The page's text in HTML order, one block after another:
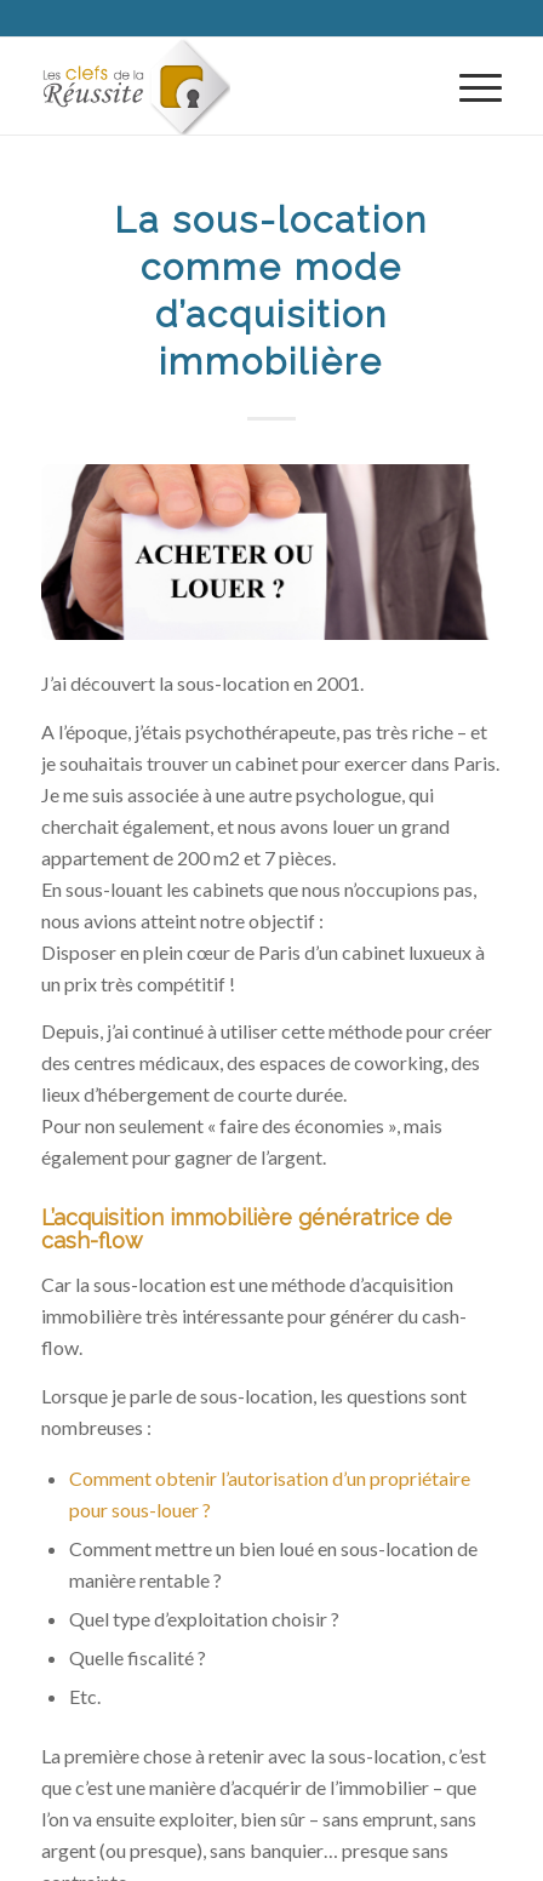
La sous-location
comme mode
d’acquisition
immobilière
J’ai découvert la sous-location en 2001.
A l’époque, j’étais psychothérapeute, pas très riche – et
je souhaitais trouver un cabinet pour exercer dans Paris.
Je me suis associée à une autre psychologue, qui
cherchait également, et nous avons louer un grand
appartement de 200 m2 et 7 pièces.
En sous-louant les cabinets que nous n’occupions pas,
nous avions atteint notre objectif :
Disposer en plein cœur de Paris d’un cabinet luxueux à
un prix très compétitif !
Depuis, j’ai continué à utiliser cette méthode pour créer
des centres médicaux, des espaces de coworking, des
lieux d’hébergement de courte durée.
Pour non seulement « faire des économies », mais
également pour gagner de l’argent.
L’acquisition immobilière génératrice de
cash-flow
Car la sous-location est une méthode d’acquisition
immobilière très intéressante pour générer du cash-
flow.
Lorsque je parle de sous-location, les questions sont
nombreuses :
Comment obtenir l’autorisation d’un propriétaire
pour sous-louer?
Comment mettre un bien loué en sous-location de
manière rentable ?
Quel type d’exploitation choisir ?
Quelle fiscalité ?
Etc.
La première chose à retenir avec la sous-location, c’est
que c’est une manière d’acquérir de l’immobilier – que
l’on va ensuite exploiter, bien sûr – sans emprunt, sans
argent (ou presque), sans banquier… presque sans